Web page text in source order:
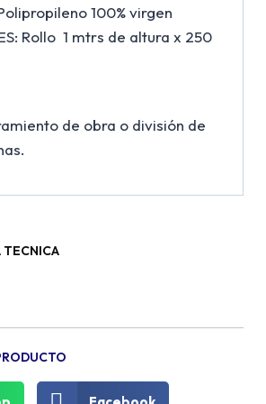
100% virgen
Rollo 1 mtrs de altura x 250
de obra o división de
TECNICA